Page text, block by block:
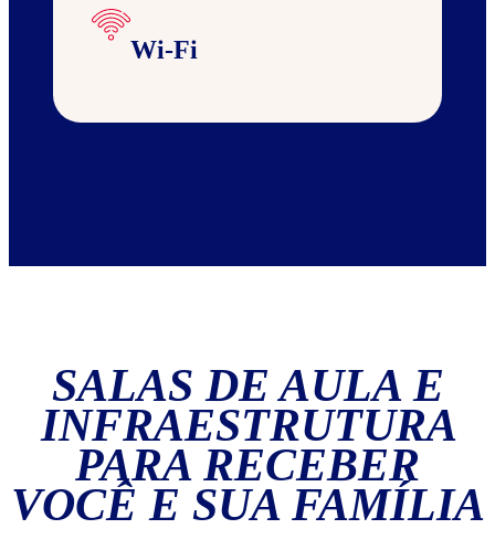
Wi-Fi
SALAS DE AULA E
INFRAESTRUTURA
PARA RECEBER
VOCÊ E SUA FAMÍLIA